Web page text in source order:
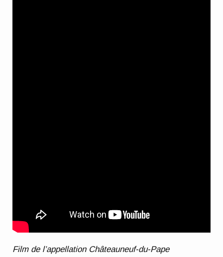
Film de l’appellation Châteauneuf-du-Pape